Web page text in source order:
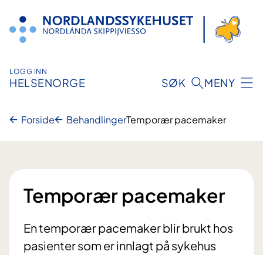
innhold
LOGG INN
HELSENORGE SØK MENY
Forside BehandlingerTemporær pacemaker
Temporær pacemaker
En temporær pacemaker blir brukt hos
pasienter som er innlagt på sykehus